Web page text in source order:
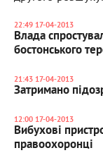
22:49 17-04-2013
Влада
бостонського
21:43 17-04-2013
Затримано
12:00 17-04-2013
Вибухові
правоохоронці